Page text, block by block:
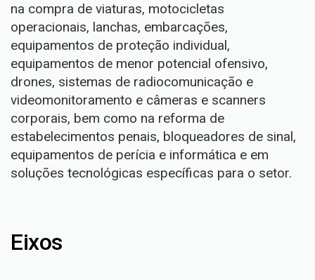
na compra de viaturas, motocicletas
operacionais, lanchas, embarcações,
equipamentos de proteção individual,
equipamentos de menor potencial ofensivo,
drones, sistemas de radiocomunicação e
videomonitoramento e câmeras e scanners
corporais, bem como na reforma de
estabelecimentos penais, bloqueadores de sinal,
equipamentos de perícia e informática e em
soluções tecnológicas específicas para o setor.
Eixos